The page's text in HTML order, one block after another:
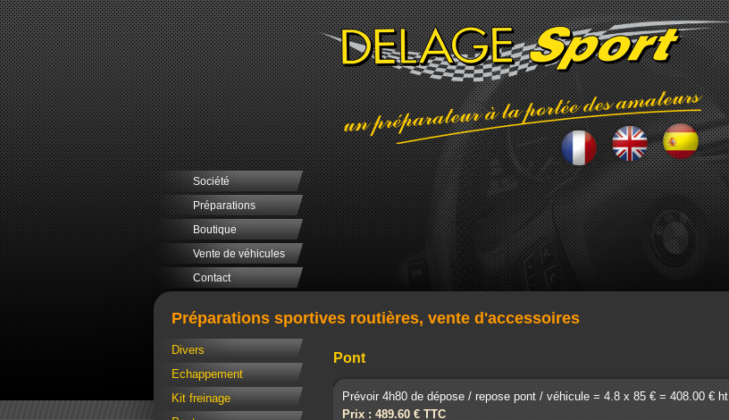
Société
Préparations
Boutique
Vente de véhicules
Contact
Préparations sportives routières, vente d'accessoires
Divers
Echappement
Kit freinage
Pont
Prévoir 4h80 de dépose / repose pont / véhicule = 4.8 x 85 € = 408.00 € ht
Prix : 489.60 € TTC